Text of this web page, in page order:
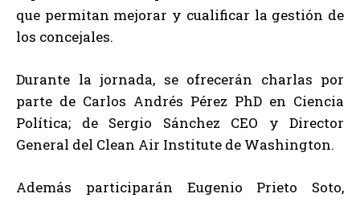
que permitan mejorar y cualificar la gestión de
los concejales.
Durante la jornada, se ofrecerán charlas por
parte de Carlos Andrés Pérez PhD en Ciencia
Política; de Sergio Sánchez CEO y Director
General del Clean Air Institute de Washington.
Además participarán Eugenio Prieto Soto,